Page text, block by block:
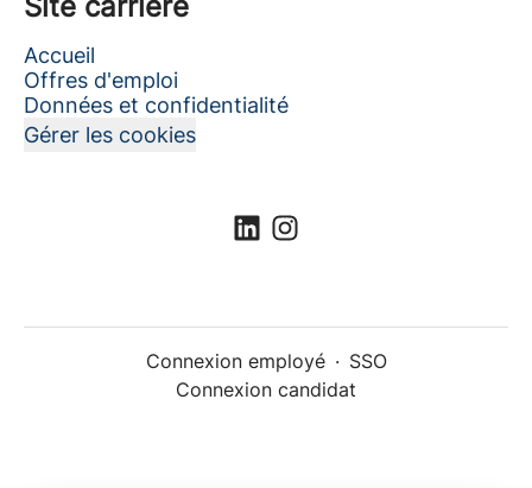
Accueil
Offres d'emploi
Données et confidentialité
Gérer les cookies
Connexion employé · SSO
Connexion candidat